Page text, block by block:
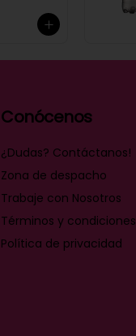
Conócenos
¿Dudas? Contáctanos!
Zona de despacho
Trabaje con Nosotros
Términos y condiciones
Política de privacidad